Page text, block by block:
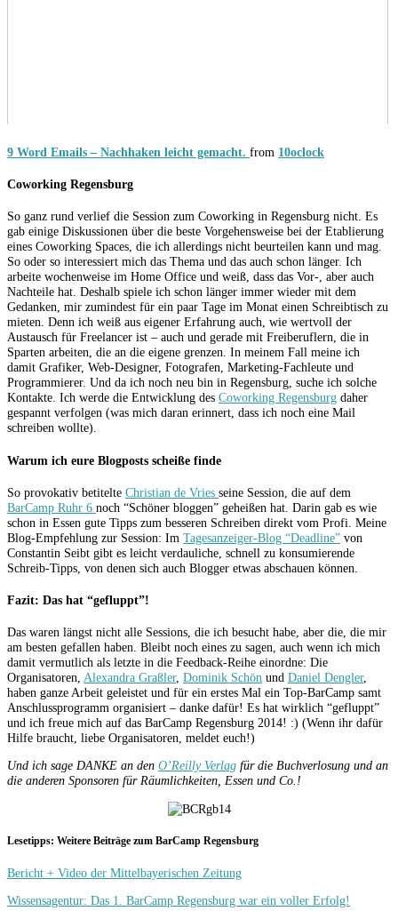
9 Word Emails – Nachhaken leicht gemacht. from 10oclock
Coworking Regensburg
So ganz rund verlief die Session zum Coworking in Regensburg nicht. Es
gab einige Diskussionen über die beste Vorgehensweise bei der Etablierung
eines Coworking Spaces, die ich allerdings nicht beurteilen kann und mag.
So oder so interessiert mich das Thema und das auch schon länger. Ich
arbeite wochenweise im Home Office und weiß, dass das Vor-, aber auch
Nachteile hat. Deshalb spiele ich schon länger immer wieder mit dem
Gedanken, mir zumindest für ein paar Tage im Monat einen Schreibtisch zu
mieten. Denn ich weiß aus eigener Erfahrung auch, wie wertvoll der
Austausch für Freelancer ist – auch und gerade mit Freiberuflern, die in
Sparten arbeiten, die an die eigene grenzen. In meinem Fall meine ich
damit Grafiker, Web-Designer, Fotografen, Marketing-Fachleute und
Programmierer. Und da ich noch neu bin in Regensburg, suche ich solche
Kontakte. Ich werde die Entwicklung des Coworking Regensburg daher
gespannt verfolgen (was mich daran erinnert, dass ich noch eine Mail
schreiben wollte).
Warum ich eure Blogposts scheiße finde
So provokativ betitelte Christian de Vries seine Session, die auf dem
BarCamp Ruhr 6 noch “Schöner bloggen” geheißen hat. Darin gab es wie
schon in Essen gute Tipps zum besseren Schreiben direkt vom Profi. Meine
Blog-Empfehlung zur Session: Im Tagesanzeiger-Blog “Deadline” von
Constantin Seibt gibt es leicht verdauliche, schnell zu konsumierende
Schreib-Tipps, von denen sich auch Blogger etwas abschauen können.
Fazit: Das hat “gefluppt”!
Das waren längst nicht alle Sessions, die ich besucht habe, aber die, die mir
am besten gefallen haben. Bleibt noch eines zu sagen, auch wenn ich mich
damit vermutlich als letzte in die Feedback-Reihe einordne: Die
Organisatoren, Alexandra Graßler, Dominik Schön und Daniel Dengler,
haben ganze Arbeit geleistet und für ein erstes Mal ein Top-BarCamp samt
Anschlussprogramm organisiert – danke dafür! Es hat wirklich “gefluppt”
und ich freue mich auf das BarCamp Regensburg 2014! :) (Wenn ihr dafür
Hilfe braucht, liebe Organisatoren, meldet euch!)
Und ich sage DANKE an den O’Reilly Verlag für die Buchverlosung und an
die anderen Sponsoren für Räumlichkeiten, Essen und Co.!
Lesetipps: Weitere Beiträge zum BarCamp Regensburg
Bericht + Video der Mittelbayerischen Zeitung
Wissensagentur: Das 1. BarCamp Regensburg war ein voller Erfolg!